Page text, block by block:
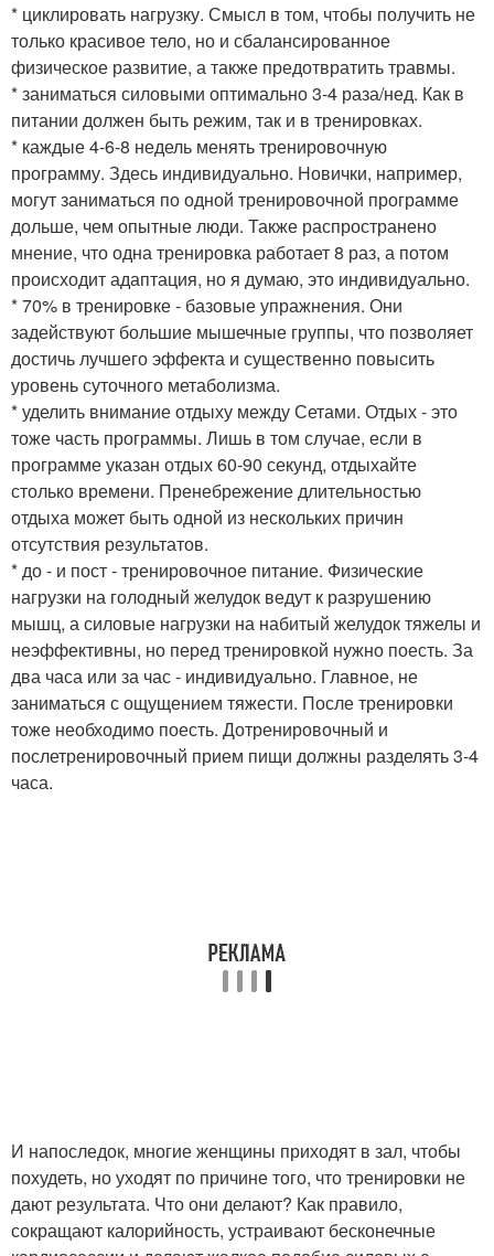
* циклировать нагрузку. Смысл в том, чтобы получить не
только красивое тело, но и сбалансированное
физическое развитие, а также предотвратить травмы.
* заниматься силовыми оптимально 3-4 раза/нед. Как в
питании должен быть режим, так и в тренировках.
* каждые 4-6-8 недель менять тренировочную
программу. Здесь индивидуально. Новички, например,
могут заниматься по одной тренировочной программе
дольше, чем опытные люди. Также распространено
мнение, что одна тренировка работает 8 раз, а потом
происходит адаптация, но я думаю, это индивидуально.
* 70% в тренировке - базовые упражнения. Они
задействуют большие мышечные группы, что позволяет
достичь лучшего эффекта и существенно повысить
уровень суточного метаболизма.
* уделить внимание отдыху между Сетами. Отдых - это
тоже часть программы. Лишь в том случае, если в
программе указан отдых 60-90 секунд, отдыхайте
столько времени. Пренебрежение длительностью
отдыха может быть одной из нескольких причин
отсутствия результатов.
* до - и пост - тренировочное питание. Физические
нагрузки на голодный желудок ведут к разрушению
мышц, а силовые нагрузки на набитый желудок тяжелы и
неэффективны, но перед тренировкой нужно поесть. За
два часа или за час - индивидуально. Главное, не
заниматься с ощущением тяжести. После тренировки
тоже необходимо поесть. Дотренировочный и
послетренировочный прием пищи должны разделять 3-4
часа.
И напоследок, многие женщины приходят в зал, чтобы
похудеть, но уходят по причине того, что тренировки не
дают результата. Что они делают? Как правило,
сокращают калорийность, устраивают бесконечные